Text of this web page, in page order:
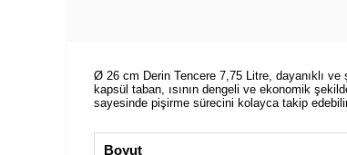
Ø 26 cm Derin Tencere 7,75 Litre, dayanıklı
kapsül taban, ısının dengeli ve ekonomik
sayesinde pişirme sürecini kolayca takip
Boyut